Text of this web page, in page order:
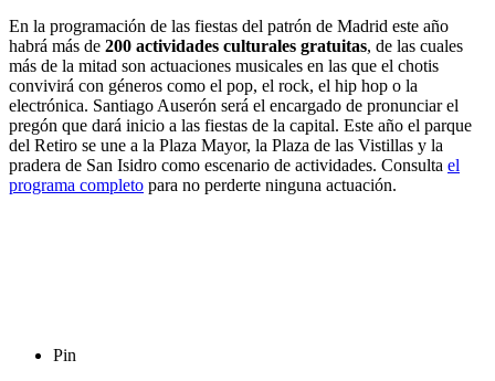
En la programación de las fiestas del patrón de Madrid este año
habrá más de 200 actividades culturales gratuitas, de las cuales
más de la mitad son actuaciones musicales en las que el chotis
convivirá con géneros como el pop, el rock, el hip hop o la
electrónica. Santiago Auserón será el encargado de pronunciar el
pregón que dará inicio a las fiestas de la capital. Este año el parque
del Retiro se une a la Plaza Mayor, la Plaza de las Vistillas y la
pradera de San Isidro como escenario de actividades. Consulta el
programa completo para no perderte ninguna actuación.
Pin